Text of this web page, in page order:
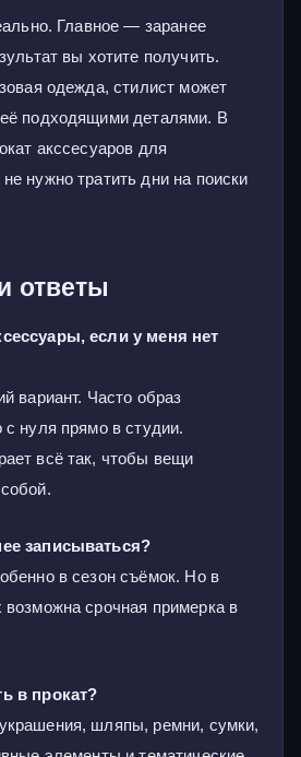
Главное — заранее
вы хотите получить.
одежда, стилист может
подходящими деталями. В
акссесуаров для
нужно тратить дни на поиски
ответы
если у меня нет
вариант. Часто образ
нуля прямо в студии.
всё так, чтобы вещи
записываться?
в сезон съёмок. Но в
возможна срочная примерка в
в прокат?
шляпы, ремни, сумки,